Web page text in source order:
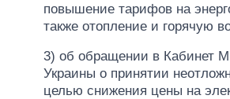
повышение тарифов на
также отопление и горячую
3) об обращении в Кабинет
Украины о принятии
целью снижения цены на